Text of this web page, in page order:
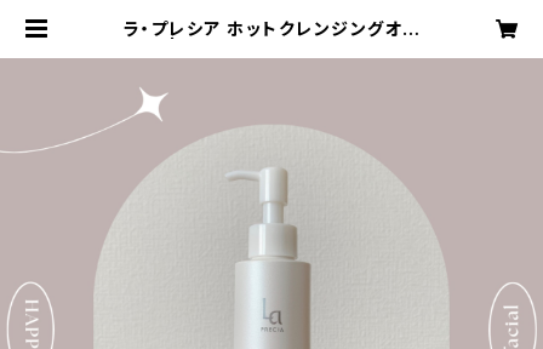
ラ・プレシア ホットクレンジングオイ